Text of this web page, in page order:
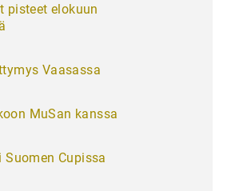
pisteet elokuun
Vaasassa
MuSan kanssa
Suomen Cupissa